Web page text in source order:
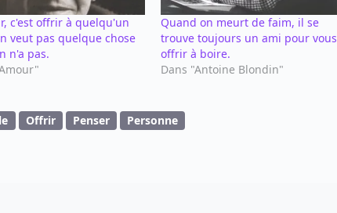
c'est offrir à quelqu'un
veut pas quelque chose
n'a pas.
Quand on meurt de faim, il se
trouve toujours un ami pour vous
offrir à boire.
Dans "Antoine Blondin"
Offrir Penser Personne